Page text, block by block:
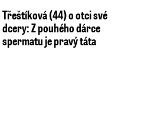
Třeštíková (44) o otci své
dcery: Z pouhého dárce
spermatu je pravý táta